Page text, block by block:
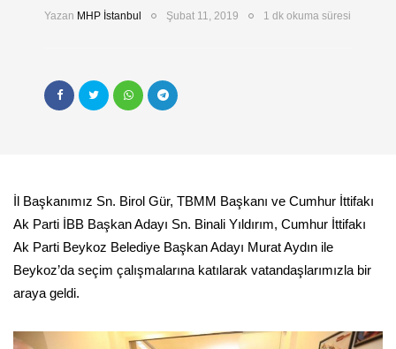
Yazan MHP İstanbul Şubat 11, 2019 1 dk okuma süresi
İl Başkanımız Sn. Birol Gür, TBMM Başkanı ve Cumhur İttifakı
Ak Parti İBB Başkan Adayı Sn. Binali Yıldırım, Cumhur İttifakı
Ak Parti Beykoz Belediye Başkan Adayı Murat Aydın ile
Beykoz’da seçim çalışmalarına katılarak vatandaşlarımızla bir
araya geldi.